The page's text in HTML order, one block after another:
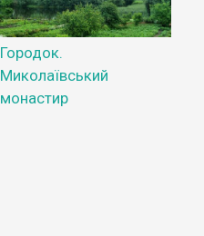
Городок.
Миколаївський
монастир